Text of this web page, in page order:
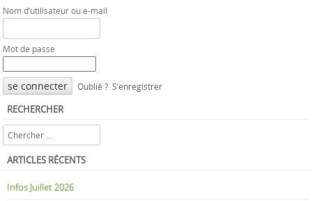
Nom d’utilisateur ou e-mail
Mot de passe
Oublié ? S’enregistrer
RECHERCHER
Rechercher
ARTICLES RÉCENTS
Infos Juillet 2026